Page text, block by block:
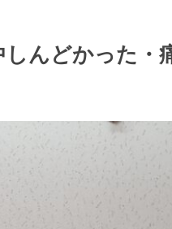
んどかった・